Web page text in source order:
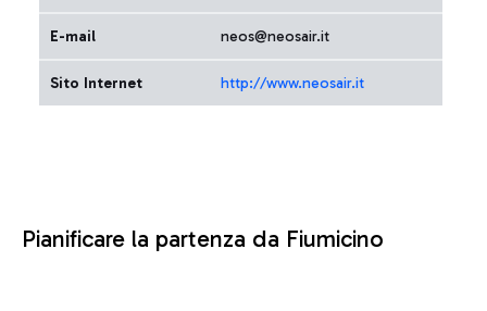
E-mail neos@neosair.it
Sito Internet http://www.neosair.it
Pianificare la partenza da Fiumicino